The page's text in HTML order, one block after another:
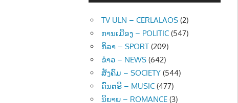
TV ULN – CERLALAOS (2)
ການເມືອງ – POLITIC (547)
ກິລາ – SPORT (209)
ຂ່າວ – NEWS (642)
ສັງຄົມ – SOCIETY (544)
ດົນຕຣີ – MUSIC (477)
ນິຍາຍ – ROMANCE (3)